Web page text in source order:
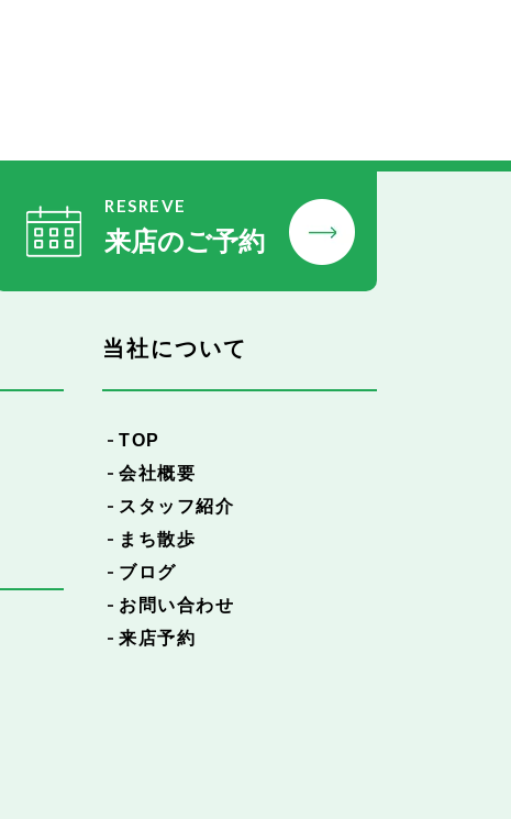
RESREVE
来店のご予約
当社について
TOP
会社概要
スタッフ紹介
まち散歩
ブログ
お問い合わせ
来店予約